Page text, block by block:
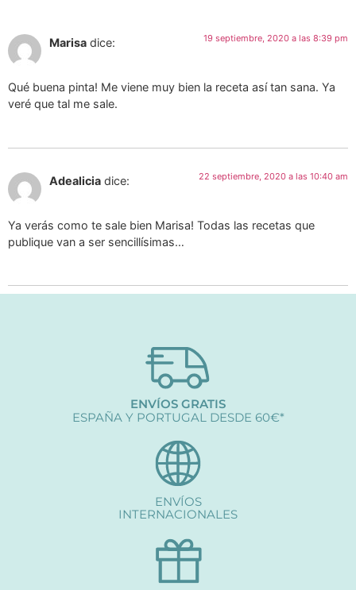
Marisa dice: 19 septiembre, 2020 a las 8:39 pm
Qué buena pinta! Me viene muy bien la receta así tan sana. Ya
veré que tal me sale.
Adealicia dice: 22 septiembre, 2020 a las 10:40 am
Ya verás como te sale bien Marisa! Todas las recetas que
publique van a ser sencillísimas…
ENVÍOS GRATIS
ESPAÑA Y PORTUGAL DESDE 60€*
ENVÍOS
INTERNACIONALES